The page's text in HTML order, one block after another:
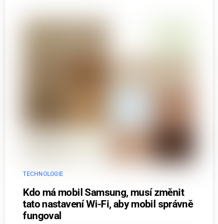
TECHNOLOGIE
Kdo má mobil Samsung, musí změnit
tato nastavení Wi-Fi, aby mobil správně
fungoval